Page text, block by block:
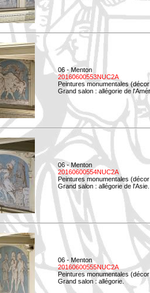
06 - Menton
20160600553NUC2A
Peintures monumentales
Grand salon : allégorie de
06 - Menton
20160600554NUC2A
Peintures monumentales
Grand salon : allégorie de l'Asie.
06 - Menton
20160600555NUC2A
Peintures monumentales
Grand salon : allégorie.